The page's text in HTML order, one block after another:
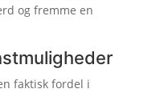
og fremme en
faktisk fordel i